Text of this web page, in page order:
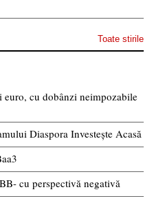
Toate stirile
cu dobânzi neimpozabile
Diaspora Investește Acasă
cu perspectivă negativă